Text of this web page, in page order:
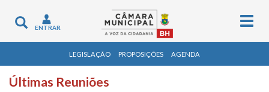
Toggle
navigation
ENTRAR
LEGISLAÇÃO PROPOSIÇÕES AGENDA
Últimas Reuniões